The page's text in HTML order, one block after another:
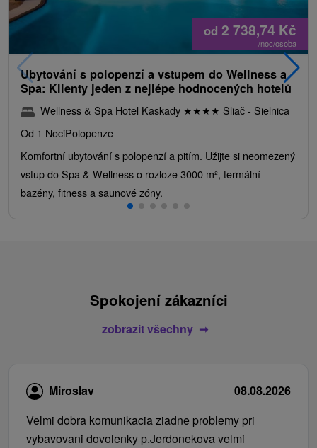
od 2 738,74 Kč
/noc/osoba
Ubytování s polopenzí a vstupem do Wellness a
Spa: Klienty jeden z nejlépe hodnocených hotelů
Wellness & Spa Hotel Kaskady ★★★★ Sliač - Sielnica
Od 1 NociPolopenze
Komfortní ubytování s polopenzí a pitím. Užijte si neomezený
vstup do Spa & Wellness o rozloze 3000 m², termální
bazény, fitness a saunové zóny.
Spokojení zákazníci
zobrazit všechny
Miroslav
08.08.2026
Velmi dobra komunikacia ziadne problemy pri
vybavovani dovolenky p.Jerdonekova velmi